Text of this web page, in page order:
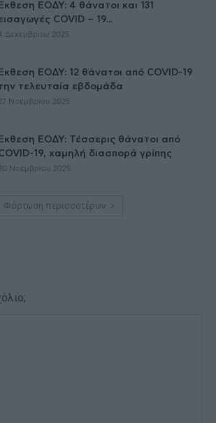
Έκθεση ΕΟΔΥ: 4 θάνατοι και 131
COVID – 19...
Δεκεμβρίου 2025
Έκθεση ΕΟΔΥ: 12 θάνατοι από COVID-19
τελευταία εβδομάδα
Νοεμβρίου 2025
Έκθεση ΕΟΔΥ: Τέσσερις θάνατοι από
19, χαμηλή διασπορά γρίπης
Νοεμβρίου 2025
Φόρτωση περισσοτέρων